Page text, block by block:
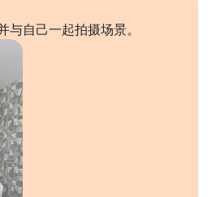
自己一起拍摄场景。